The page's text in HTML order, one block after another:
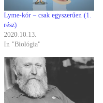
Lyme-kór – csak egyszerűen (1.
rész)
2020.10.13.
In "Biológia"